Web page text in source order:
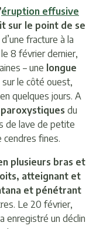
éruption effusive
sur le point de se
fracture à la
8 février dernier,
– une longue
le côté ouest,
quelques jours. A
du
de lave de petite
cendres fines.
plusieurs bras et
atteignant et
et pénétrant
Le 20 février,
enregistré un déclin